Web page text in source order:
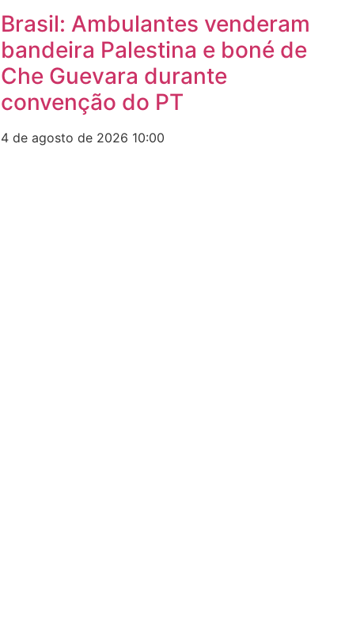
Brasil: Ambulantes venderam
bandeira Palestina e boné de
Che Guevara durante
convenção do PT
4 de agosto de 2026 10:00